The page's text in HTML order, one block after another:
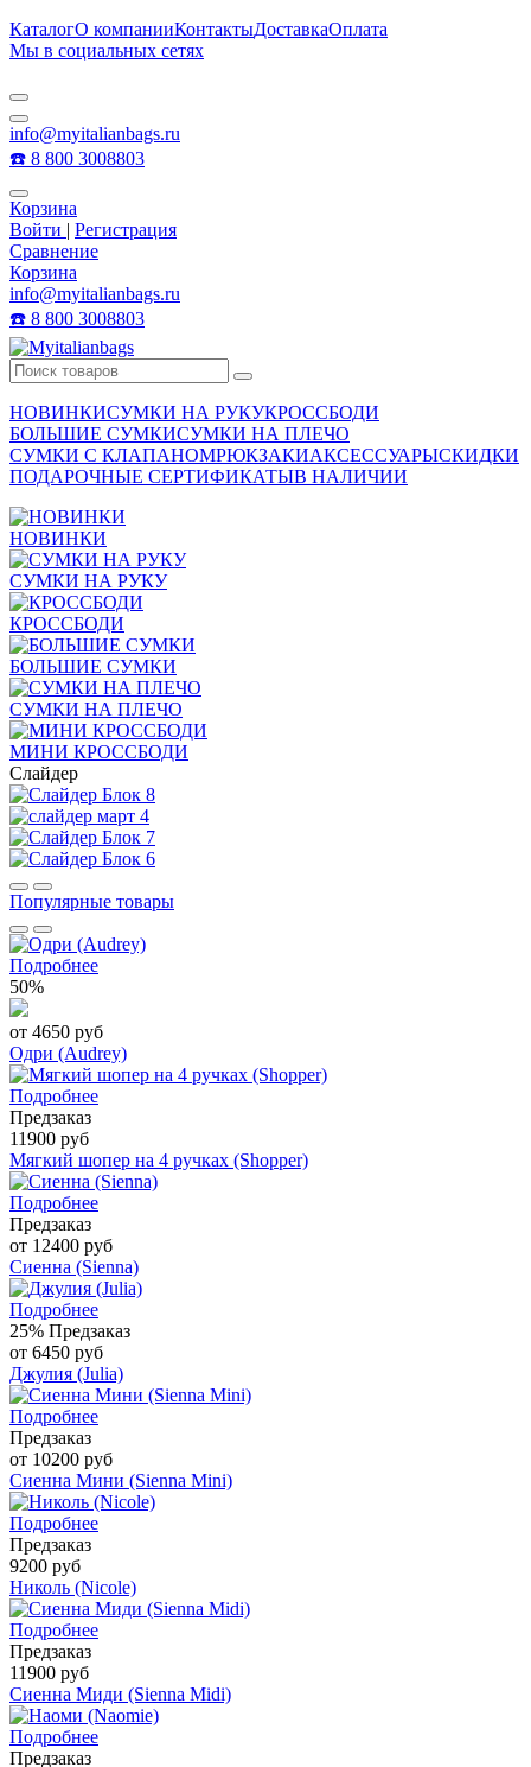
КаталогО компанииКонтактыДоставкаОплата
Мы в социальных сетях
info@myitalianbags.ru
☎️ 8 800 3008803
Корзина
Войти | Регистрация
Сравнение
Корзина
info@myitalianbags.ru
☎️ 8 800 3008803
НОВИНКИСУМКИ НА РУКУКРОССБОДИ
БОЛЬШИЕ СУМКИСУМКИ НА ПЛЕЧО
СУМКИ С КЛАПАНОМРЮКЗАКИАКСЕССУАРЫСКИДКИ
ПОДАРОЧНЫЕ СЕРТИФИКАТЫВ НАЛИЧИИ
НОВИНКИ
СУМКИ НА РУКУ
КРОССБОДИ
БОЛЬШИЕ СУМКИ
СУМКИ НА ПЛЕЧО
МИНИ КРОССБОДИ
Слайдер
Популярные товары
Подробнее
50%
от 4650 руб
Одри (Audrey)
Подробнее
Предзаказ
11900 руб
Мягкий шопер на 4 ручках (Shopper)
Подробнее
Предзаказ
от 12400 руб
Сиенна (Sienna)
Подробнее
25% Предзаказ
от 6450 руб
Джулия (Julia)
Подробнее
Предзаказ
от 10200 руб
Сиенна Мини (Sienna Mini)
Подробнее
Предзаказ
9200 руб
Николь (Nicole)
Подробнее
Предзаказ
11900 руб
Сиенна Миди (Sienna Midi)
Подробнее
Предзаказ